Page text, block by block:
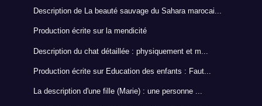
Description de La beauté sauvage du Sahara marocai...
Production écrite sur la mendicité
Description du chat détaillée : physiquement et m...
Production écrite sur Education des enfants : Faut...
La description d'une fille (Marie) : une personne ...